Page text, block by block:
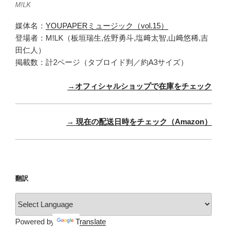
M!LK
媒体名： YOUPAPERミュージック（vol.15）
登場者：M!LK（板垣瑞生,佐野勇斗,塩﨑太智,山﨑悠稀,吉
田仁人）
掲載数：計2ページ（タブロイド判／約A3サイズ）
→オフィシャルショップで在庫をチェック
→ 現在の配送日時をチェック（Amazon）
翻訳
Powered by Translate